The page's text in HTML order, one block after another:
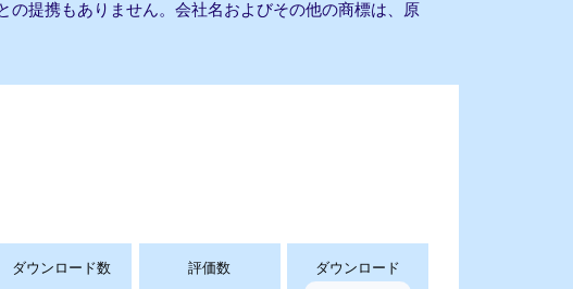
提携もありません。会社名およびその他の商標は、原
ダウンロード数 評価数 ダウンロード